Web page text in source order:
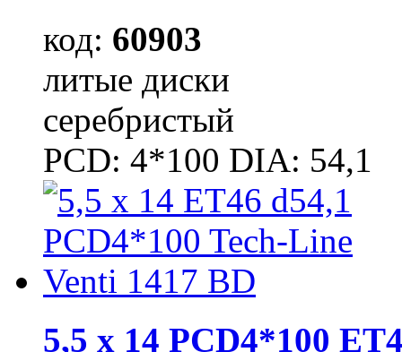
код: 60903
литые диски
серебристый
PCD: 4*100 DIA: 54,1
5,5 x 14 PCD4*100